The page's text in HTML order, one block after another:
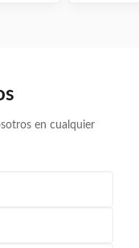
AR-310
en cualquier